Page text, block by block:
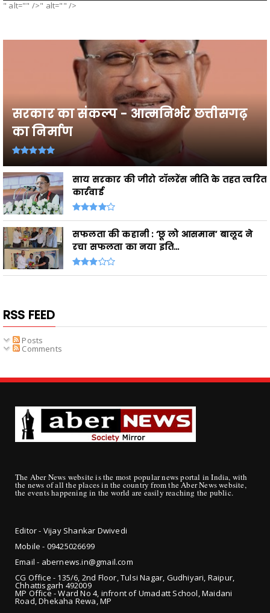
" alt="" />" alt="" />
सरकार का संकल्प - आत्मनिर्भर छत्तीसगढ़
का निर्माण
साय सरकार की जीरो टॉलरेंस नीति के तहत त्वरित
कार्रवाई
सफलता की कहानी : ‘छू लो आसमान’ बालूद ने
रचा सफलता का नया इति...
RSS FEED
Posts
Comments
The Aber News website is the most popular news portal in India, with
the news of all the places in the country from the Aber News website,
the events happening in the world are easily reaching the public.
Editor - Vijay Shankar Dwivedi
Mobile - 09425026699
Email - abernews.in@gmail.com
CG Office - 135/6, 2nd Floor, Tulsi Nagar, Gudhiyari, Raipur,
Chhattisgarh 492009
MP Office - Ward No 4, infront of Umadatt School, Maidani
Road, Dhekaha Rewa, MP